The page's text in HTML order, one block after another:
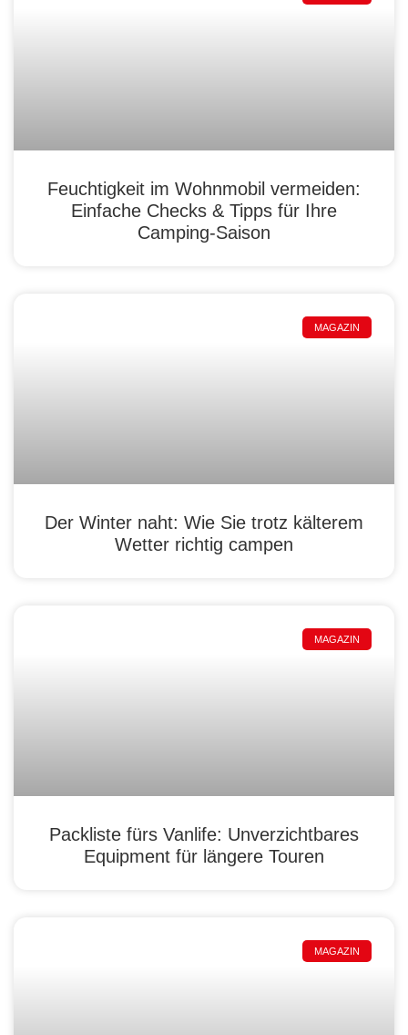
Feuchtigkeit im Wohnmobil vermeiden:
Einfache Checks & Tipps für Ihre
Camping-Saison
MAGAZIN
Der Winter naht: Wie Sie trotz kälterem
Wetter richtig campen
MAGAZIN
Packliste fürs Vanlife: Unverzichtbares
Equipment für längere Touren
MAGAZIN